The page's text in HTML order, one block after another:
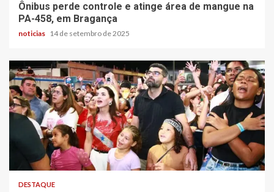
Ônibus perde controle e atinge área de mangue na
PA-458, em Bragança
noticias 14 de setembro de 2025
DESTAQUE